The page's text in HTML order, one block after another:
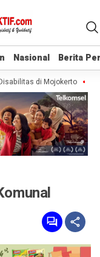
Nasional Berita
Nasional Berita
di Mojokerto